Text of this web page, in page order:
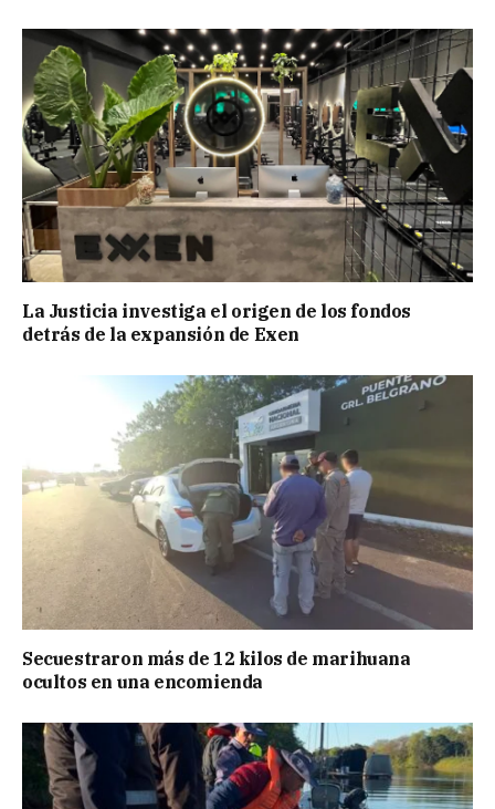
La Justicia investiga el origen de los fondos
detrás de la expansión de Exen
Secuestraron más de 12 kilos de marihuana
ocultos en una encomienda